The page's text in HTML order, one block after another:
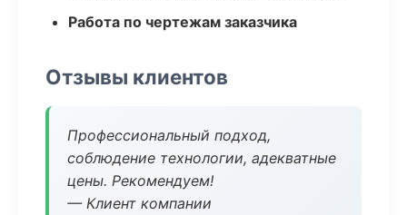
Работа по чертежам заказчика
Отзывы клиентов
Профессиональный подход,
соблюдение технологии, адекватные
цены. Рекомендуем!
— Клиент компании